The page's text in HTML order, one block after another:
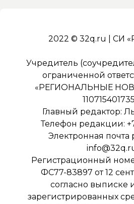
2022 © 32q.ru | СИ
Учредитель
ограниченной
«РЕГИОНАЛЬНЫЕ
Главный редактор:
Телефон редакции:
Электронная
Регистрационный
ФС77-83897 от 12
согласно выписке
зарегистрированных